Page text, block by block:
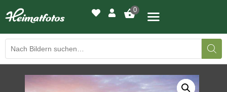
0
BILDERGALERIE